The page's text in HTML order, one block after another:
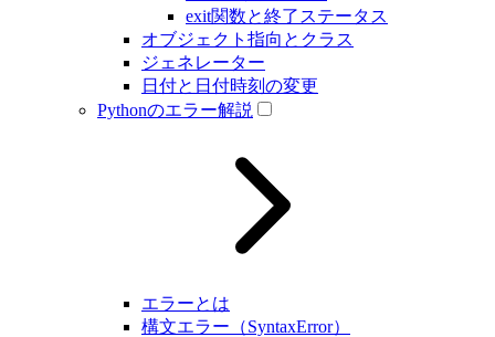
exit関数と終了ステータス
オブジェクト指向とクラス
ジェネレーター
日付と日付時刻の変更
Pythonのエラー解説
エラーとは
構文エラー（SyntaxError）